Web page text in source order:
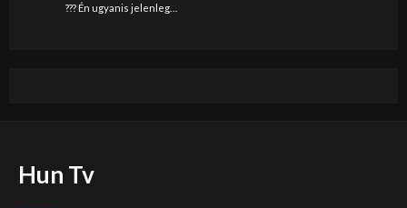
??? Én ugyanis jelenleg…
Hun Tv